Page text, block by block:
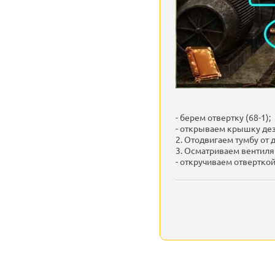
- берем отвертку (68-1);
- открываем крышку
2. Отодвигаем тумбу от
3. Осматриваем
- откручиваем